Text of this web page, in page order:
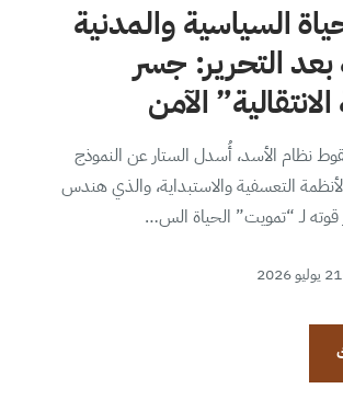
السياسية والمدنية
التحرير: جسر
الآمن
نظام الأسد، أُسدل الستار عن النموذج
التعسفية والاستبداية، والذي هندس
قوته لـ “تمويت” الحياة الس…
21 يوليو 2026